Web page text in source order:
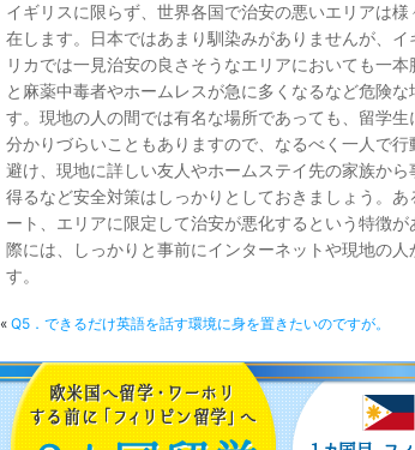
イギリスに限らず、世界各国で治安の悪いエリアは様
在します。日本ではあまり馴染みがありませんが、イ
リカでは一見治安の良さそうなエリアにおいても一本
と麻薬中毒者やホームレスが急に多くなるなど危険な
す。現地の人の間では有名な場所であっても、留学生
分かりづらいこともありますので、なるべく一人で行
避け、現地に詳しい友人やホームステイ先の家族から
得るなど安全対策はしっかりとしておきましょう。
ート、エリアに限定して治安が悪化するという特徴
際には、しっかりと事前にインターネットや現地の
す。
« Q5．できるだけ英語を話す環境に身を置きたいのですが。